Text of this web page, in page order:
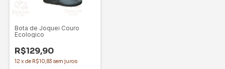
Bota de Joquei Couro
Ecologico
R$129,90
12 x de R$10,83 sem juros